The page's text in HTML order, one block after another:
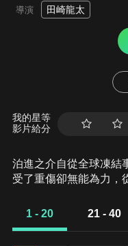
導演 田崎龍太
我的星等
影片給分
泊進之介自從全球凍結
受了重傷卻無能為力，
條神秘的腰帶先生和霧
1 - 20 21 - 40